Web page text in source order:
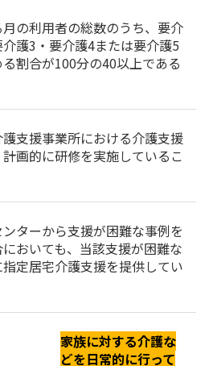
の利用者の総数のうち、要介
護3・要介護4または要介護5
割合が100分の40以上である
支援事業所における介護支援
画的に研修を実施しているこ
ターから支援が困難な事例を
おいても、当該支援が困難な
定居宅介護支援を提供してい
家族に対する介護な
どを日常的に行って